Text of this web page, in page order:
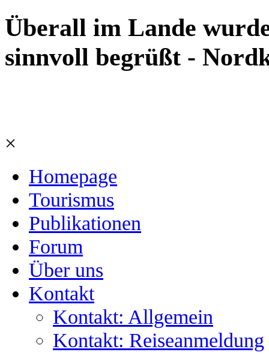
Überall im Lande
sinnvoll begrüßt -
×
Homepage
Tourismus
Publikationen
Forum
Über uns
Kontakt
Kontakt: Allgemein
Kontakt: Reiseanmeldung